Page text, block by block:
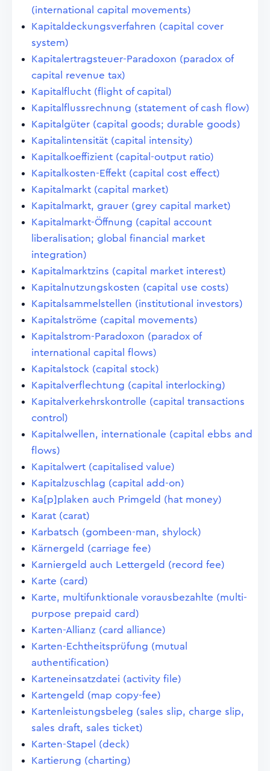
(international capital movements)
Kapitaldeckungsverfahren (capital cover
system)
Kapitalertragsteuer-Paradoxon (paradox of
capital revenue tax)
Kapitalflucht (flight of capital)
Kapitalflussrechnung (statement of cash flow)
Kapitalgüter (capital goods; durable goods)
Kapitalintensität (capital intensity)
Kapitalkoeffizient (capital-output ratio)
Kapitalkosten-Effekt (capital cost effect)
Kapitalmarkt (capital market)
Kapitalmarkt, grauer (grey capital market)
Kapitalmarkt-Öffnung (capital account
liberalisation; global financial market
integration)
Kapitalmarktzins (capital market interest)
Kapitalnutzungskosten (capital use costs)
Kapitalsammelstellen (institutional investors)
Kapitalströme (capital movements)
Kapitalstrom-Paradoxon (paradox of
international capital flows)
Kapitalstock (capital stock)
Kapitalverflechtung (capital interlocking)
Kapitalverkehrskontrolle (capital transactions
control)
Kapitalwellen, internationale (capital ebbs and
flows)
Kapitalwert (capitalised value)
Kapitalzuschlag (capital add-on)
Ka[p]plaken auch Primgeld (hat money)
Karat (carat)
Karbatsch (gombeen-man, shylock)
Kärnergeld (carriage fee)
Karniergeld auch Lettergeld (record fee)
Karte (card)
Karte, multifunktionale vorausbezahlte (multi-
purpose prepaid card)
Karten-Allianz (card alliance)
Karten-Echtheitsprüfung (mutual
authentification)
Karteneinsatzdatei (activity file)
Kartengeld (map copy-fee)
Kartenleistungsbeleg (sales slip, charge slip,
sales draft, sales ticket)
Karten-Stapel (deck)
Kartierung (charting)